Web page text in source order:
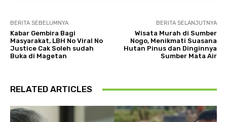
BERITA SEBELUMNYA
Kabar Gembira Bagi
Masyarakat, LBH No Viral No
Justice Cak Soleh sudah
Buka di Magetan
BERITA SELANJUTNYA
Wisata Murah di Sumber
Nogo, Menikmati Suasana
Hutan Pinus dan Dinginnya
Sumber Mata Air
RELATED ARTICLES